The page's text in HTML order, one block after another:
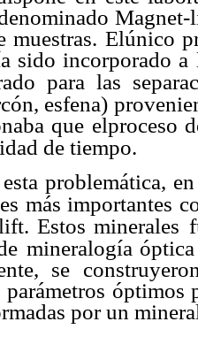
muestras. Elúnico
sido incorporado
para las
esfena)
que elproceso
de tiempo.
problemática,
más importantes
Estos minerales
mineralogía
se
óptimos
por un